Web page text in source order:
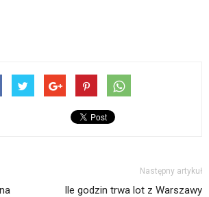
Następny artykuł
Ile godzin trwa lot z Warszawy